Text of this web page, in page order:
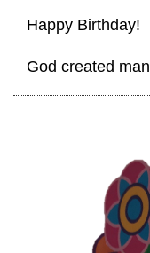
Happy Birthday!
God created